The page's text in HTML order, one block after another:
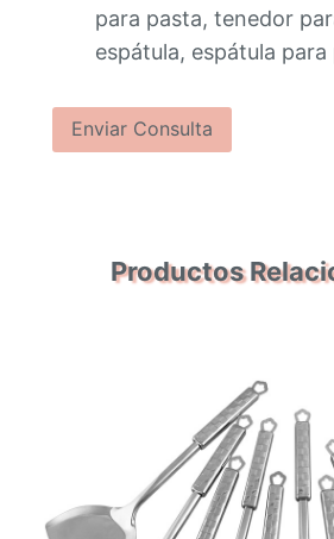
para pasta, tenedor
espátula, espátula para
Enviar Consulta
Productos